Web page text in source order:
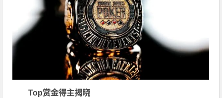
Top赏金得主揭晓